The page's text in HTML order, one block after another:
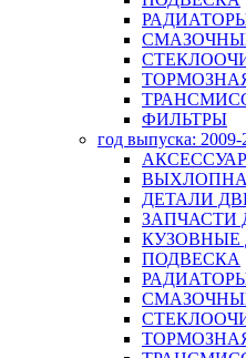
ФИЛЬТРЫ
год выпуска: 2009-
ДЕТАЛИ
ЗАПЧАСТИ
КУЗОВНЫЕ
ПОДВЕСКА